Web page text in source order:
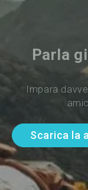
Parla
Impara
Scarica la